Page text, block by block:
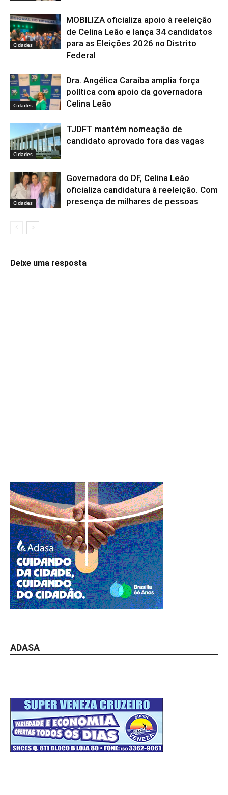
Cidades
MOBILIZA oficializa apoio à reeleição
de Celina Leão e lança 34 candidatos
para as Eleições 2026 no Distrito
Federal
Cidades
Dra. Angélica Caraíba amplia força
política com apoio da governadora
Celina Leão
Cidades
TJDFT mantém nomeação de
candidato aprovado fora das vagas
Cidades
Governadora do DF, Celina Leão
oficializa candidatura à reeleição. Com
presença de milhares de pessoas
Deixe uma resposta
ADASA